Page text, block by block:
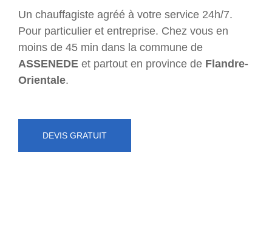
Un chauffagiste agréé à votre service 24h/7.
Pour particulier et entreprise. Chez vous en
moins de 45 min dans la commune de
ASSENEDE et partout en province de Flandre-
Orientale.
DEVIS GRATUIT